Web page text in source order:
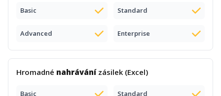
Basic Standard
Advanced Enterprise
Hromadné nahrávánízásilek (Excel)
Basic Standard